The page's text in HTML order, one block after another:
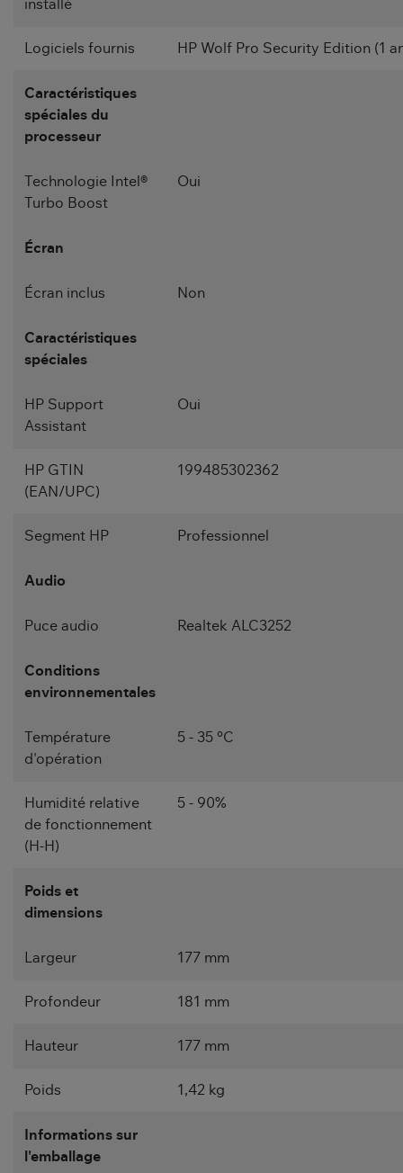
installé
Logiciels fournis HP Wolf Pro Security Edition (1
Caractéristiques
spéciales du
processeur
Technologie Intel®
Turbo Boost
Oui
Écran
Écran inclus Non
Caractéristiques
spéciales
HP Support
Assistant
Oui
HP GTIN
(EAN/UPC)
199485302362
Segment HP Professionnel
Audio
Puce audio Realtek ALC3252
Conditions
environnementales
Température
d'opération
5 - 35 °C
Humidité relative
de fonctionnement
(H-H)
5 - 90%
Poids et
dimensions
Largeur 177 mm
Profondeur 181 mm
Hauteur 177 mm
Poids 1,42 kg
Informations sur
l'emballage